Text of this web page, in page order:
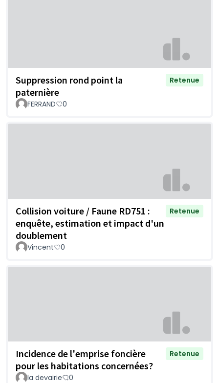
Suppression rond point la
paternière
Retenue
FERRAND 0
Collision voiture / Faune RD751 :
enquête, estimation et impact d'un
doublement
Retenue
Vincent 0
Incidence de l'emprise foncière
pour les habitations concernées?
Retenue
la devairie 0